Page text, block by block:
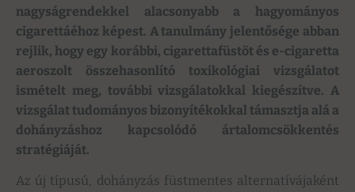
nagyságrendekkel alacsonyabb a hagyományos
cigarettáéhoz képest. A tanulmány jelentősége abban
rejlik, hogy egy korábbi, cigarettafüstöt és e-cigaretta
aeroszolt összehasonlító toxikológiai vizsgálatot
ismételt meg, további vizsgálatokkal kiegészítve. A
vizsgálat tudományos bizonyítékokkal támasztja alá a
dohányzáshoz kapcsolódó ártalomcsökkentés
stratégiáját.
Az új típusú, dohányzás füstmentes alternatívájaként